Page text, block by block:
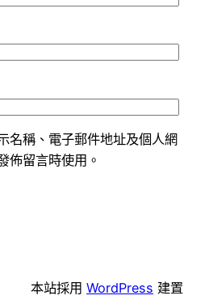
名稱、電子郵件地址及個人網
佈留言時使用。
本站採用 WordPress 建置